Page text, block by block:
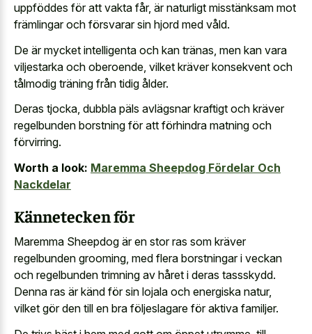
uppföddes för att vakta får, är naturligt misstänksam mot
främlingar och försvarar sin hjord med våld.
De är mycket intelligenta och kan tränas, men kan vara
viljestarka och oberoende, vilket kräver konsekvent och
tålmodig träning från tidig ålder.
Deras tjocka, dubbla päls avlägsnar kraftigt och kräver
regelbunden borstning för att förhindra matning och
förvirring.
Worth a look: Maremma Sheepdog Fördelar Och
Nackdelar
Kännetecken för
Maremma Sheepdog är en stor ras som kräver
regelbunden grooming, med flera borstningar i veckan
och regelbunden trimning av håret i deras tassskydd.
Denna ras är känd för sin lojala och energiska natur,
vilket gör den till en bra följeslagare för aktiva familjer.